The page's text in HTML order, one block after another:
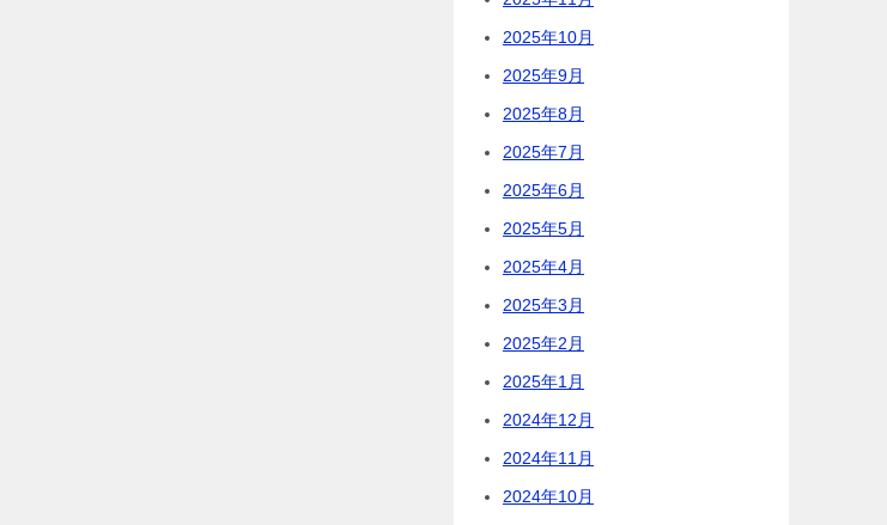
2025年10月
2025年9月
2025年8月
2025年7月
2025年6月
2025年5月
2025年4月
2025年3月
2025年2月
2025年1月
2024年12月
2024年11月
2024年10月